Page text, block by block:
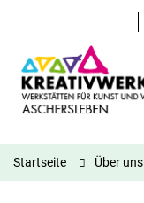
Startseite Über uns